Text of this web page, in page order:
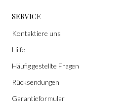
SERVICE
Kontaktiere uns
Hilfe
Häufig gestellte Fragen
Rücksendungen
Garantieformular